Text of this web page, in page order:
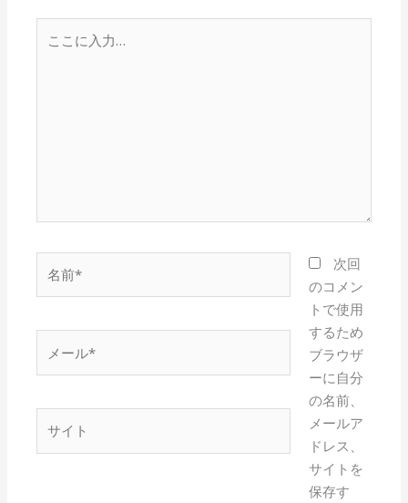
こ
前
ー
*
次回
のコメン
トで使用
するため
ブラウザ
ーに自分
の名前、
メールア
ドレス、
サイトを
保存す